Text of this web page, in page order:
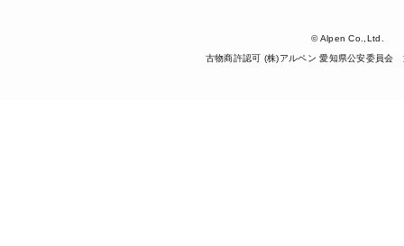
© Alpen Co.,Ltd.
古物商許認可 (株)アルペン 愛知県公安委員